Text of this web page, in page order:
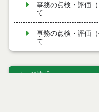
事務の点検・評価
て
事務の点検・評価（
て
事務の点検・評価
て
ページ情報